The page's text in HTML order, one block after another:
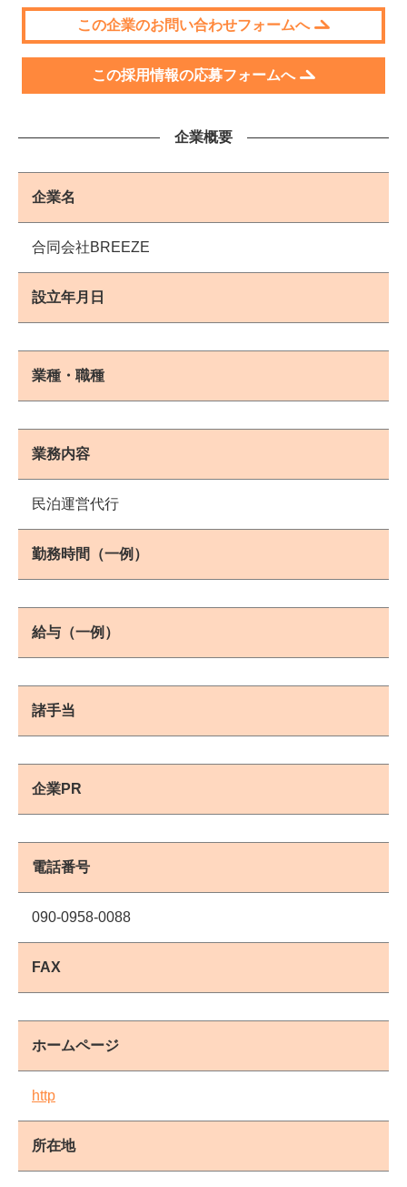
この企業のお問い合わせフォームへ
この採用情報の応募フォームへ
企業概要
企業名
合同会社BREEZE
設立年月日
業種・職種
業務内容
民泊運営代行
勤務時間（一例）
給与（一例）
諸手当
企業PR
電話番号
090-0958-0088
FAX
ホームページ
http
所在地